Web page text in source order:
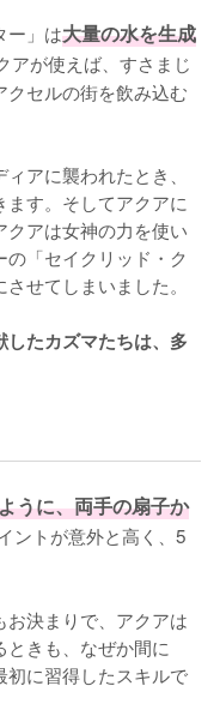
ー」は大量の水を生成
アが使えば、すさまじ
セルの街を飲み込む
アに襲われたとき、
す。そしてアクアに
アは女神の力を使い
「セイクリッド・ク
せてしまいました。
たカズマたちは、多
うに、両手の扇子か
ントが意外と高く、5
決まりで、アクアは
きも、なぜか間に
初に習得したスキルで